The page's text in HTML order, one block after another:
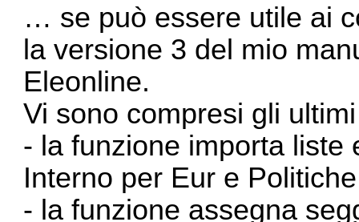
… se può essere utile ai
la versione 3 del mio
Eleonline.
Vi sono compresi gli
- la funzione importa liste
Interno per Eur e Politiche
- la funzione assegna